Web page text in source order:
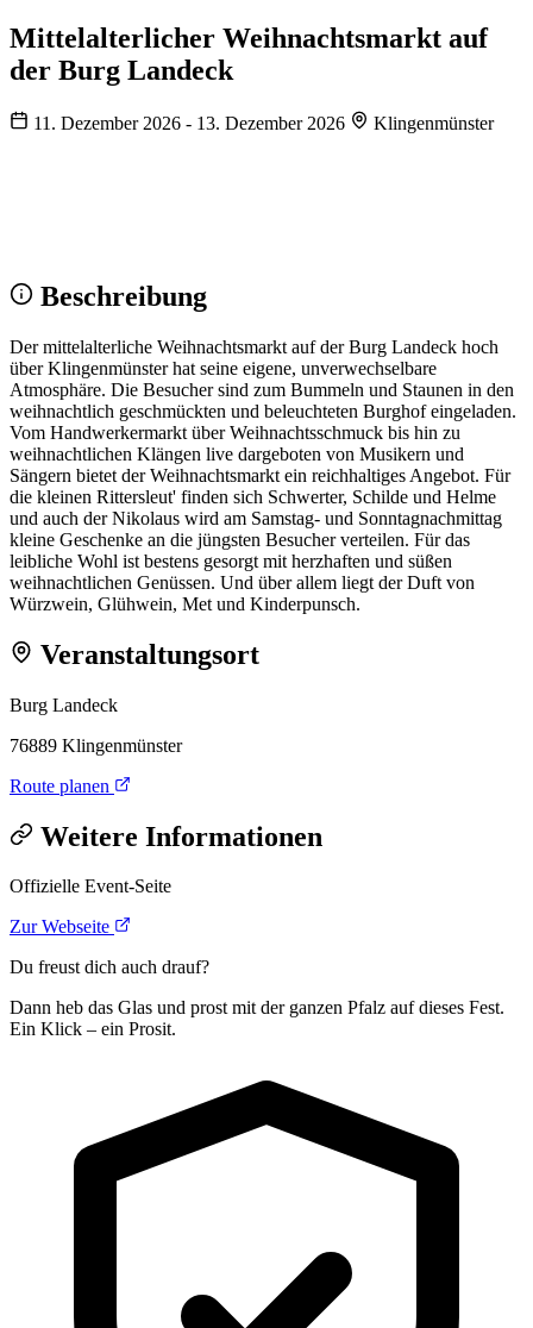
Mittelalterlicher Weihnachtsmarkt auf
der Burg Landeck
11. Dezember 2026 - 13. Dezember 2026 Klingenmünster
Beschreibung
Der mittelalterliche Weihnachtsmarkt auf der Burg Landeck hoch
über Klingenmünster hat seine eigene, unverwechselbare
Atmosphäre. Die Besucher sind zum Bummeln und Staunen in den
weihnachtlich geschmückten und beleuchteten Burghof eingeladen.
Vom Handwerkermarkt über Weihnachtsschmuck bis hin zu
weihnachtlichen Klängen live dargeboten von Musikern und
Sängern bietet der Weihnachtsmarkt ein reichhaltiges Angebot. Für
die kleinen Rittersleut' finden sich Schwerter, Schilde und Helme
und auch der Nikolaus wird am Samstag- und Sonntagnachmittag
kleine Geschenke an die jüngsten Besucher verteilen. Für das
leibliche Wohl ist bestens gesorgt mit herzhaften und süßen
weihnachtlichen Genüssen. Und über allem liegt der Duft von
Würzwein, Glühwein, Met und Kinderpunsch.
Veranstaltungsort
Burg Landeck
76889 Klingenmünster
Route planen
Weitere Informationen
Offizielle Event-Seite
Zur Webseite
Du freust dich auch drauf?
Dann heb das Glas und prost mit der ganzen Pfalz auf dieses Fest.
Ein Klick – ein Prosit.